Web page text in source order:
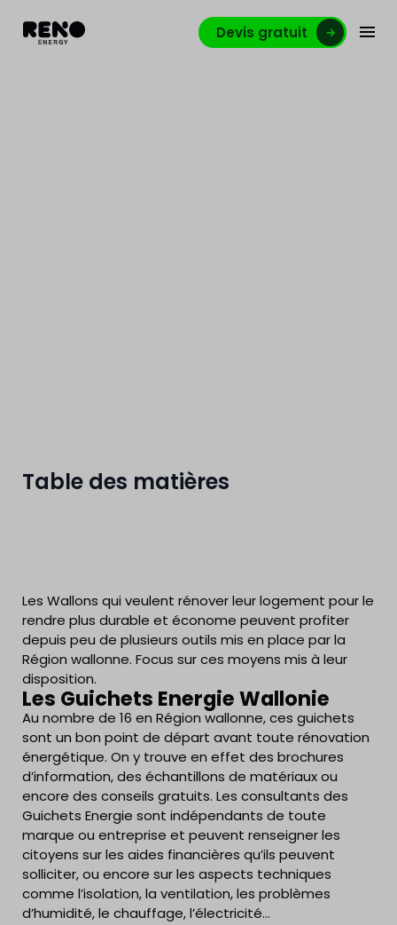
Devis gratuit
Table des matières
Les Wallons qui veulent rénover leur logement pour le
rendre plus durable et économe peuvent profiter
depuis peu de plusieurs outils mis en place par la
Région wallonne. Focus sur ces moyens mis à leur
disposition.
Les Guichets Energie Wallonie
Au nombre de 16 en Région wallonne, ces guichets
sont un bon point de départ avant toute rénovation
énergétique. On y trouve en effet des brochures
d’information, des échantillons de matériaux ou
encore des conseils gratuits. Les consultants des
Guichets Energie sont indépendants de toute
marque ou entreprise et peuvent renseigner les
citoyens sur les aides financières qu’ils peuvent
solliciter, ou encore sur les aspects techniques
comme l’isolation, la ventilation, les problèmes
d’humidité, le chauffage, l’électricité…